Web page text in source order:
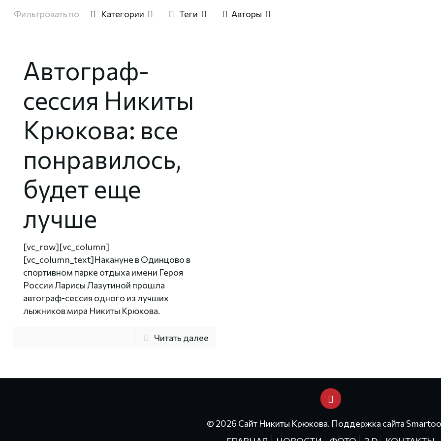
Фильтровать по Категории Теги Авторы
Автограф-
сессия Никиты
Крюкова: все
понравилось,
будет еще
лучше
[vc_row][vc_column]
[vc_column_text]Накануне в Одинцово в
спортивном парке отдыха имени Героя
России Ларисы Лазутиной прошла
автограф-сессия одного из лучших
лыжников мира Никиты Крюкова.
Читать далее
© 2026 Сайт Никиты Крюкова. Поддержка сайта